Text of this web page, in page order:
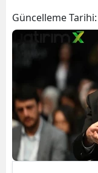
Güncelleme Tarihi: